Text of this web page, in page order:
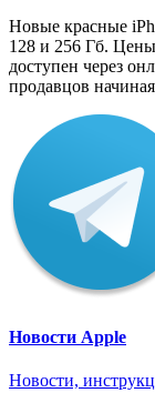
Новые красные
128 и 256 Гб. Цены
доступен через
продавцов
Новости Apple
Новости,